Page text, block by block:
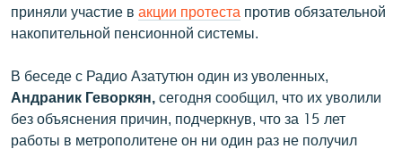
ՁԳՏԵԼՈՎ ԼԱՎԱԳՈՒՅՆԻՆ
Հայերեն
English
приняли участие в акции протеста против обязательной
накопительной пенсионной системы.
В беседе с Радио Азатутюн один из уволенных,
Андраник Геворкян, сегодня сообщил, что их уволили
без объяснения причин, подчеркнув, что за 15 лет
работы в метрополитене он ни один раз не получил